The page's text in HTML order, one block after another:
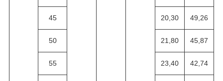
45 20,30 49,26
50 21,80 45,87
55 23,40 42,74